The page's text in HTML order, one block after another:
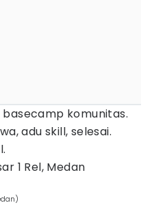
komunitas.
adu skill, selesai.
1 Rel, Medan